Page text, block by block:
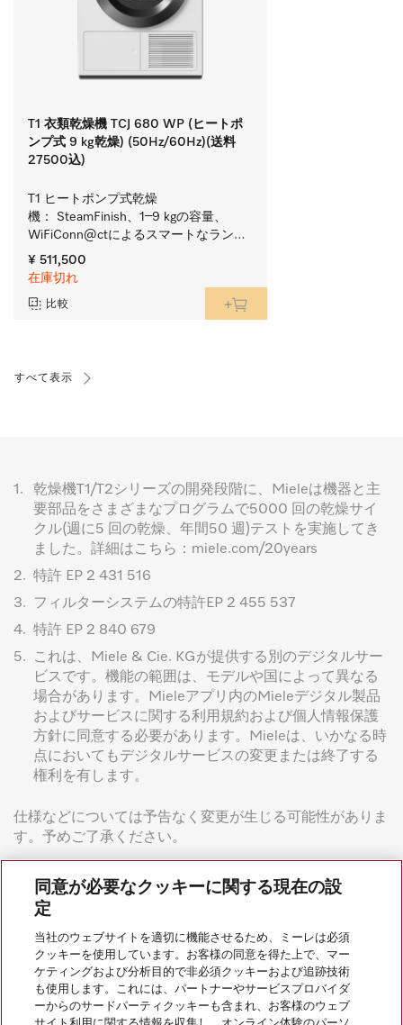
T1 衣類乾燥機 TCJ 680 WP (ヒートポ
ンプ式 9 kg乾燥) (50Hz/60Hz)(送料
27500込)
T1 ヒートポンプ式乾燥
機： SteamFinish、1–9 kgの容量、
WiFiConn@ctによるスマートなランド
リーケア。
¥ 511,500
在庫切れ
比較
すべて表示
1.
乾燥機T1/T2シリーズの開発段階に、Mieleは機器と主
要部品をさまざまなプログラムで5000 回の乾燥サイ
クル(週に5 回の乾燥、年間50 週)テストを実施してき
ました。詳細はこちら：miele.com/20years
2. 特許 EP 2 431 516
3.
フィルターシステムの特許EP 2 455 537
4. 特許 EP 2 840 679
5.
これは、Miele & Cie. KGが提供する別のデジタルサー
ビスです。機能の範囲は、モデルや国によって異なる
場合があります。Mieleアプリ内のMieleデジタル製品
およびサービスに関する利用規約および個人情報保護
方針に同意する必要があります。Mieleは、いかなる時
点においてもデジタルサービスの変更または終了する
権利を有します。
仕様などについては予告なく変更が生じる可能性がありま
す。予めご了承ください。
会社案内
同意が必要なクッキーに関する現在の設
定
当社のウェブサイトを適切に機能させるため、ミーレは必須
クッキーを使用しています。お客様の同意を得た上で、マー
ケティングおよび分析目的で非必須クッキーおよび追跡技術
も使用します。これには、パートナーやサービスプロバイダ
ーからのサードパーティクッキーも含まれ、お客様のウェブ